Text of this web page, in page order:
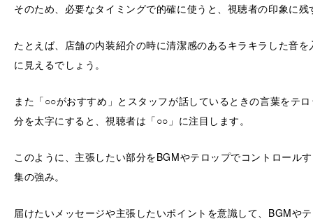
そのため、必要なタイミングで的確に使うと、視聴者の印象に
たとえば、店舗の内装紹介の時に清潔感のあるキラキラした音
に見えるでしょう。
また「○○がおすすめ」とスタッフが話しているときの言葉をテ
分を太字にすると、視聴者は「○○」に注目します。
このように、主張したい部分をBGMやテロップでコントロール
集の強み。
届けたいメッセージや主張したいポイントを意識して、BGMや